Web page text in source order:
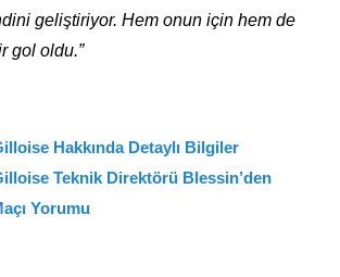
geliştiriyor. Hem onun için hem de
gol oldu.”
Hakkında Detaylı Bilgiler
Teknik Direktörü Blessin’den
Yorumu